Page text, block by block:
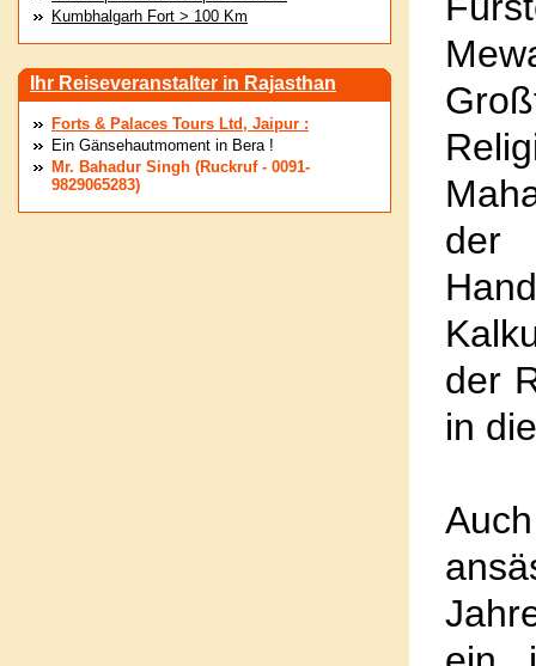
Kumbhalgarh Fort > 100 Km
Ihr Reiseveranstalter in Rajasthan
Forts & Palaces Tours Ltd, Jaipur :
Ein Gänsehautmoment in Bera !
Mr. Bahadur Singh (Ruckruf - 0091-
9829065283)
der
in